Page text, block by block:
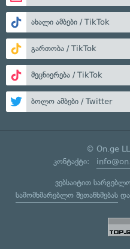
ახალი ამბები / TikTok
გართობა / TikTok
მეცნიერება / TikTok
ბოლო ამბები / Twitter
© On.ge
კონტაქტი:
ვებსაიტით
სამომხმარებლო შეთანხმებასდა